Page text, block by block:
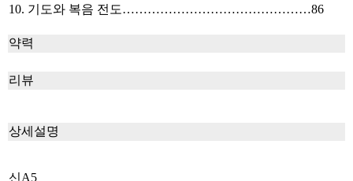
10. 기도와 복음 전도………………………………………86
약력
리뷰
상세설명
신A5